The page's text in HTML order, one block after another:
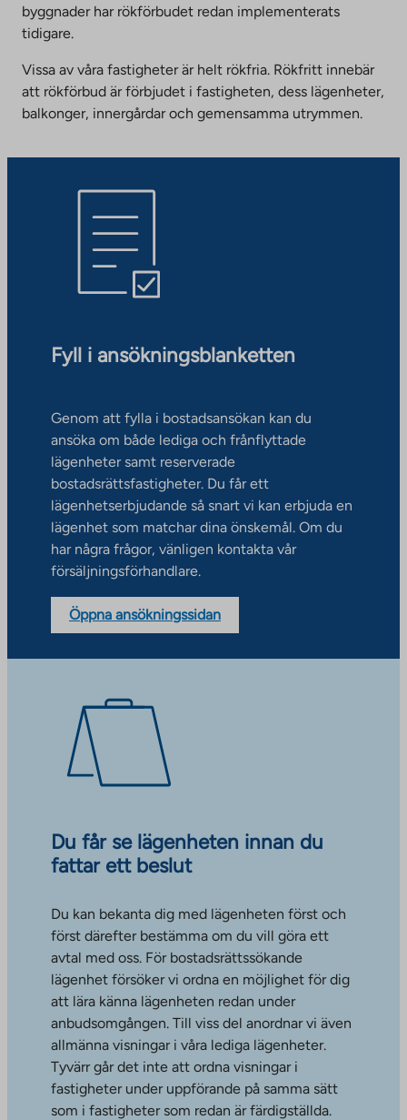
byggnader har rökförbudet redan implementerats
tidigare.
Vissa av våra fastigheter är helt rökfria. Rökfritt innebär
att rökförbud är förbjudet i fastigheten, dess lägenheter,
balkonger, innergårdar och gemensamma utrymmen.
Fyll i ansökningsblanketten
Genom att fylla i bostadsansökan kan du
ansöka om både lediga och frånflyttade
lägenheter samt reserverade
bostadsrättsfastigheter. Du får ett
lägenhetserbjudande så snart vi kan erbjuda en
lägenhet som matchar dina önskemål. Om du
har några frågor, vänligen kontakta vår
försäljningsförhandlare.
Öppna ansökningssidan
Du får se lägenheten innan du
fattar ett beslut
Du kan bekanta dig med lägenheten först och
först därefter bestämma om du vill göra ett
avtal med oss. För bostadsrättssökande
lägenhet försöker vi ordna en möjlighet för dig
att lära känna lägenheten redan under
anbudsomgången. Till viss del anordnar vi även
allmänna visningar i våra lediga lägenheter.
Tyvärr går det inte att ordna visningar i
fastigheter under uppförande på samma sätt
som i fastigheter som redan är färdigställda.